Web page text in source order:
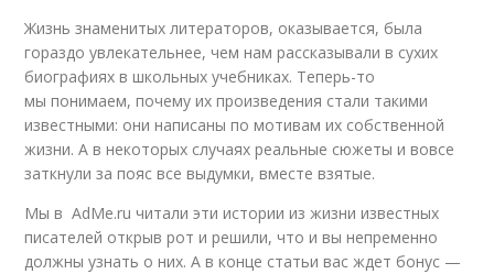
Жизнь знаменитых литераторов, оказывается, была
гораздо увлекательнее, чем нам рассказывали в сухих
биографиях в школьных учебниках. Теперь-то
мы понимаем, почему их произведения стали такими
известными: они написаны по мотивам их собственной
жизни. А в некоторых случаях реальные сюжеты и вовсе
заткнули за пояс все выдумки, вместе взятые.
Мы в AdMe.ru читали эти истории из жизни известных
писателей открыв рот и решили, что и вы непременно
должны узнать о них. А в конце статьи вас ждет бонус —